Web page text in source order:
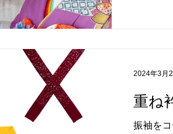
重ね
振袖を
2024年3月